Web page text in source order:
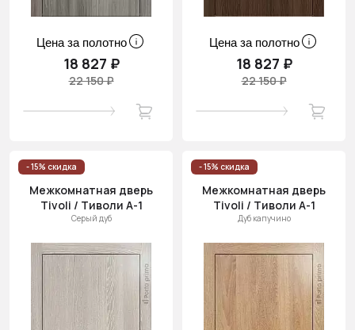
Цена за полотно
18 827 ₽
22 150 ₽
Цена за полотно
18 827 ₽
22 150 ₽
- 15% скидка
Межкомнатная дверь
Tivoli / Тиволи А-1
Серый дуб
- 15% скидка
Межкомнатная дверь
Tivoli / Тиволи А-1
Дуб капучино